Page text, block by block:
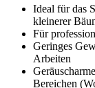
Ideal für das
kleinerer
Für
Geringes
Arbeiten
Bereichen